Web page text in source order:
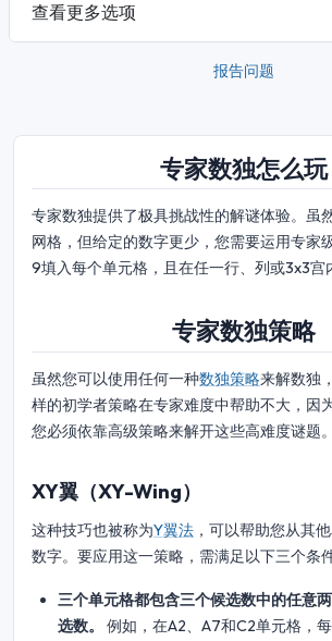
查看更多选项
报告问题
专家数独怎么玩
专家数独提供了极具挑战性的解谜体验。虽
网格，但给定的数字更少，您需要运用专家
9填入每个单元格，且在任一行、列或3x3宫
专家数独策略
虽然您可以使用任何一种数独策略来解数独
样的初学者策略在专家难度中帮助不大，因
您必须依靠高级策略来解开这些高难度谜题。
XY翼（XY-Wing）
这种技巧也被称为Y翼法 ，可以帮助您从其
数字。要应用这一策略，需满足以下三个条
三个单元格都包含三个候选数中的任意
选数。
例如，在A2、A7和C2单元格，每